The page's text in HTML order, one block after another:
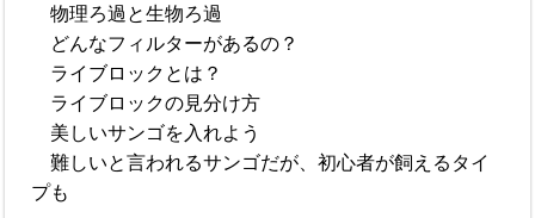
物理ろ過と生物ろ過
どんなフィルターがあるの？
ライブロックとは？
ライブロックの見分け方
美しいサンゴを入れよう
難しいと言われるサンゴだが、初心者が飼えるタイ
プも